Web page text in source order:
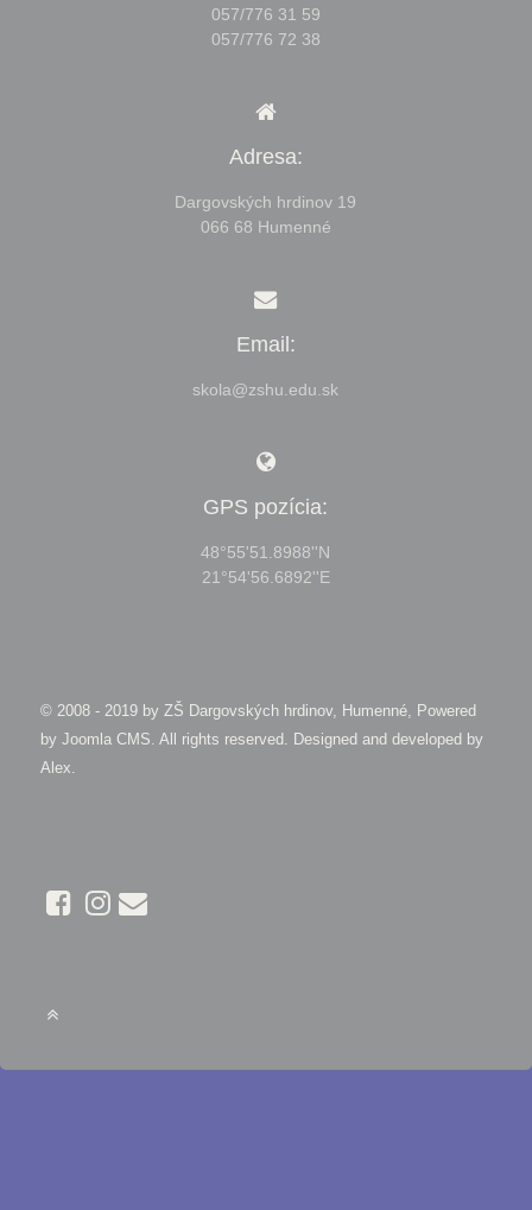
057/776 31 59
057/776 72 38
Adresa:
Dargovských hrdinov 19
066 68 Humenné
Email:
skola@zshu.edu.sk
GPS pozícia:
48°55'51.8988''N
21°54'56.6892''E
© 2008 - 2019 by ZŠ Dargovských hrdinov, Humenné, Powered
by Joomla CMS. All rights reserved. Designed and developed by
Alex.